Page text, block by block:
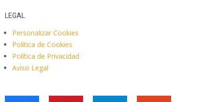
LEGAL
Personalizar Cookies
Política de Cookies
Política de Privacidad
Aviso Legal